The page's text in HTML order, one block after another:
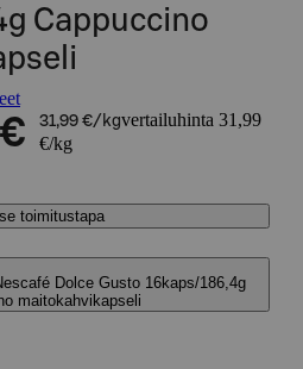
Cappuccino
31,99 €/kgvertailuhinta 31,99
€/kg
toimitustapa
Dolce Gusto 16kaps/186,4g
maitokahvikapseli